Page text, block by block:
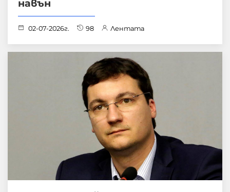
навън
02-07-2026г. 98 Лентата